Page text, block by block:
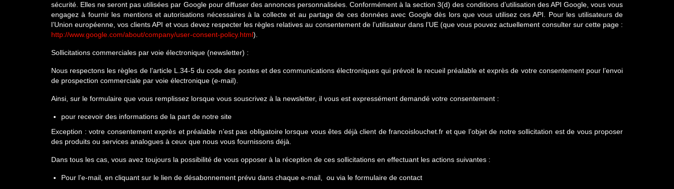
sécurité. Elles ne seront pas utilisées par Google pour diffuser des annonces personnalisées. Conformément à la section 3(d) des conditions d’utilisation des API Google, vous vous
engagez à fournir les mentions et autorisations nécessaires à la collecte et au partage de ces données avec Google dès lors que vous utilisez ces API. Pour les utilisateurs de
l’Union européenne, vos clients API et vous devez respecter les règles relatives au consentement de l’utilisateur dans l’UE (que vous pouvez actuellement consulter sur cette page :
http://www.google.com/about/company/user-consent-policy.html).
Sollicitations commerciales par voie électronique (newsletter) :
Nous respectons les règles de l’article L.34-5 du code des postes et des communications électroniques qui prévoit le recueil préalable et exprès de votre consentement pour l’envoi
de prospection commerciale par voie électronique (e-mail).
Ainsi, sur le formulaire que vous remplissez lorsque vous souscrivez à la newsletter, il vous est expressément demandé votre consentement :
pour recevoir des informations de la part de notre site
Exception : votre consentement exprès et préalable n’est pas obligatoire lorsque vous êtes déjà client de francoislouchet.fr et que l’objet de notre sollicitation est de vous proposer
des produits ou services analogues à ceux que nous vous fournissons déjà.
Dans tous les cas, vous avez toujours la possibilité de vous opposer à la réception de ces sollicitations en effectuant les actions suivantes :
Pour l’e-mail, en cliquant sur le lien de désabonnement prévu dans chaque e-mail, ou via le formulaire de contact